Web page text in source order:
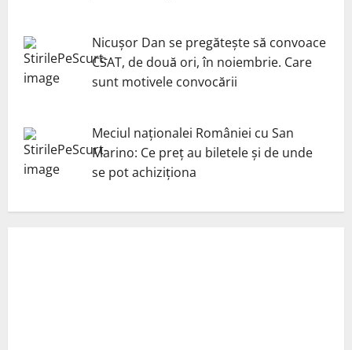
Nicuşor Dan se pregăteşte să convoace
CSAT, de două ori, în noiembrie. Care
sunt motivele convocării
Meciul naționalei României cu San
Marino: Ce preț au biletele și de unde
se pot achiziționa